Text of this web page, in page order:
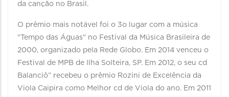
da canção no Brasil.
O prêmio mais notável foi o 3o lugar com a música
"Tempo das Águas" no Festival da Música Brasileira de
2000, organizado pela Rede Globo. Em 2014 venceu o
Festival de MPB de Ilha Solteira, SP. Em 2012, o seu cd
Balanciô” recebeu o prêmio Rozini de Excelência da
Viola Caipira como Melhor cd de Viola do ano. Em 2011